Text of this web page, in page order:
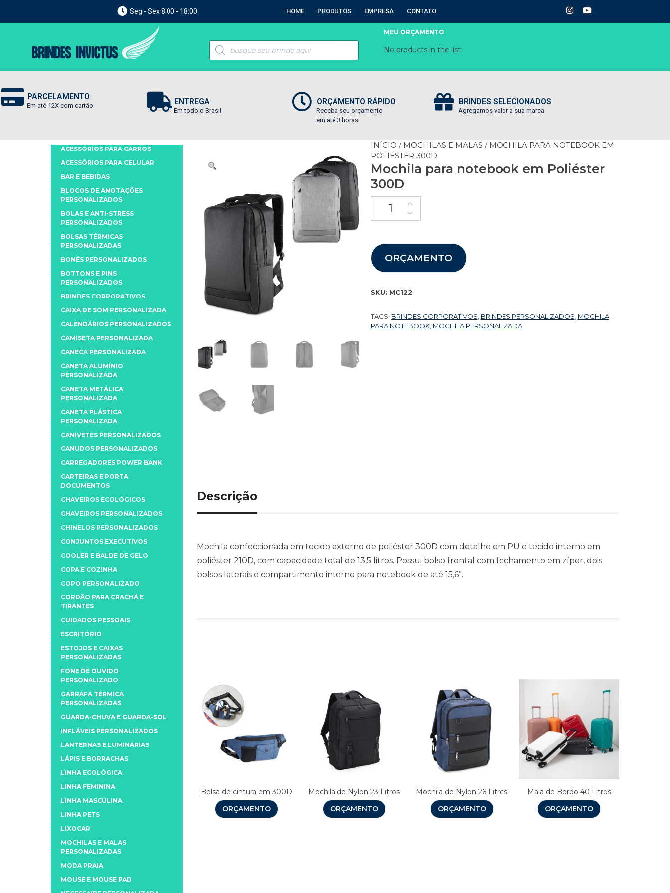
Seg - Sex 8:00 - 18:00 HOME PRODUTOS EMPRESA CONTATO
MEU ORÇAMENTO
No products in the list
PARCELAMENTO
Em até 12X com cartão ENTREGA
Em todo o Brasil
ORÇAMENTO RÁPIDO
Receba seu orçamento
em até 3 horas
BRINDES SELECIONADOS
Agregamos valor a sua marca
INÍCIO / MOCHILAS E MALAS / MOCHILA PARA NOTEBOOK EM
POLIÉSTER 300D
Mochila para notebook em Poliéster
300D
ORÇAMENTO
SKU: MC122
TAGS: BRINDES CORPORATIVOS BRINDES PERSONALIZADOS MOCHILA
PARA NOTEBOOK, MOCHILA PERSONALIZADA
Descrição
Mochila confeccionada em tecido externo de poliéster 300D com detalhe em PU e tecido interno em
poliéster 210D, com capacidade total de 13,5 litros. Possui bolso frontal com fechamento em zíper, dois
bolsos laterais e compartimento interno para notebook de até 15,6”.
Bolsa de cintura em 300D
ORÇAMENTO
Mochila de Nylon 23 Litros
ORÇAMENTO
Mochila de Nylon 26 Litros
ORÇAMENTO
Mala de Bordo 40 Litros
ORÇAMENTO
ACESSÓRIOS PARA CARROS
ACESSÓRIOS PARA CELULAR
BAR E BEBIDAS
BLOCOS DE ANOTAÇÕES
PERSONALIZADOS
BOLAS E ANTI-STRESS
PERSONALIZADOS
BOLSAS TÉRMICAS
PERSONALIZADAS
BONÉS PERSONALIZADOS
BOTTONS E PINS
PERSONALIZADOS
BRINDES CORPORATIVOS
CAIXA DE SOM PERSONALIZADA
CALENDÁRIOS PERSONALIZADOS
CAMISETA PERSONALIZADA
CANECA PERSONALIZADA
CANETA ALUMÍNIO
PERSONALIZADA
CANETA METÁLICA
PERSONALIZADA
CANETA PLÁSTICA
PERSONALIZADA
CANIVETES PERSONALIZADOS
CANUDOS PERSONALIZADOS
CARREGADORES POWER BANK
CARTEIRAS E PORTA
DOCUMENTOS
CHAVEIROS ECOLÓGICOS
CHAVEIROS PERSONALIZADOS
CHINELOS PERSONALIZADOS
CONJUNTOS EXECUTIVOS
COOLER E BALDE DE GELO
COPA E COZINHA
COPO PERSONALIZADO
CORDÃO PARA CRACHÁ E
TIRANTES
CUIDADOS PESSOAIS
ESCRITÓRIO
ESTOJOS E CAIXAS
PERSONALIZADAS
FONE DE OUVIDO
PERSONALIZADO
GARRAFA TÉRMICA
PERSONALIZADAS
GUARDA-CHUVA E GUARDA-SOL
INFLÁVEIS PERSONALIZADOS
LANTERNAS E LUMINÁRIAS
LÁPIS E BORRACHAS
LINHA ECOLÓGICA
LINHA FEMININA
LINHA MASCULINA
LINHA PETS
LIXOCAR
MOCHILAS E MALAS
PERSONALIZADAS
MODA PRAIA
MOUSE E MOUSE PAD